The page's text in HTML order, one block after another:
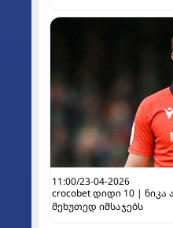
11:00/23-04-2026
crocobet დიდი 10 |
მეხუთედ იმსაჯებს